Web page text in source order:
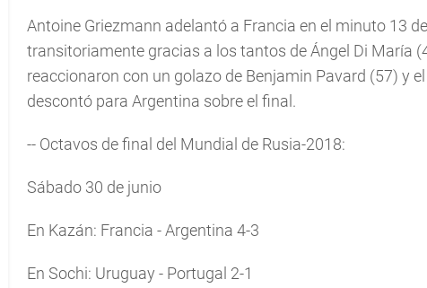
Antoine Griezmann adelantó a Francia en el minuto 13
transitoriamente gracias a los tantos de Ángel Di María
reaccionaron con un golazo de Benjamin Pavard (57) y
descontó para Argentina sobre el final.
-- Octavos de final del Mundial de Rusia-2018:
Sábado 30 de junio
En Kazán: Francia - Argentina 4-3
En Sochi: Uruguay - Portugal 2-1